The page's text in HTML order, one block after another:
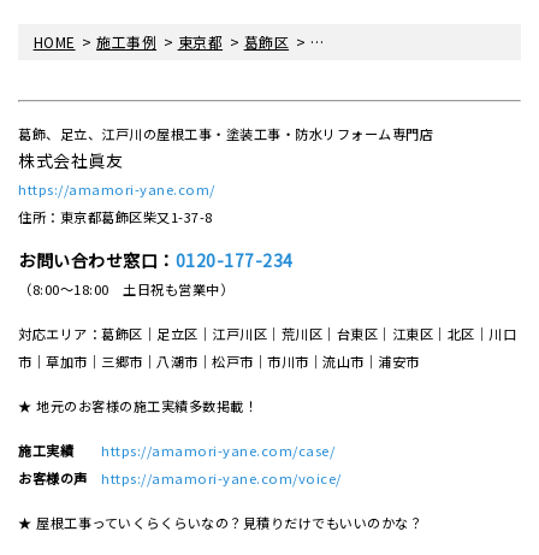
HOME >施工事例 > 東京都 > 葛飾区 > 葛飾区細田にて瓦屋根 葺き替え
葛飾、足立、江戸川の屋根工事・塗装工事・防水リフォーム専門店
株式会社眞友
https://amamori-yane.com/
住所：東京都葛飾区柴又1-37-8
お問い合わせ窓口： 0120-177-234
（8:00～18:00 土日祝も営業中）
対応エリア：葛飾区｜足立区｜江戸川区｜荒川区｜台東区｜江東区｜北区｜川口
市｜草加市｜三郷市｜八潮市｜松⼾市｜市川市｜流⼭市｜浦安市
★ 地元のお客様の施工実績多数掲載！
施工実績
https://amamori-yane.com/case/
お客様の声
https://amamori-yane.com/voice/
★ 屋根工事っていくらくらいなの？見積りだけでもいいのかな？